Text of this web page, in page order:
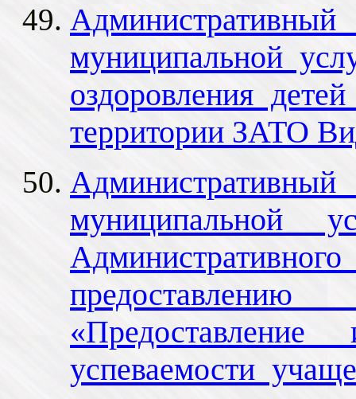
Административный
муниципальной
оздоровления
территории ЗАТО
Административный
муниципальной
успеваемости